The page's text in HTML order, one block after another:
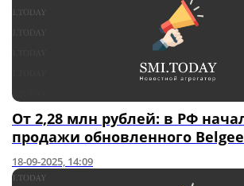
От 2,28 млн рублей: в РФ
продажи обновленного
18-09-2025, 14:09